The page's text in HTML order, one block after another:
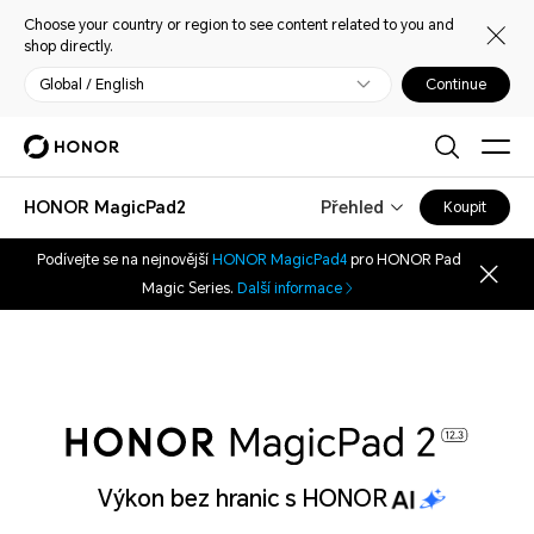
Choose your country or region to see content related to you and
shop directly.
Global / English Continue
HONOR MagicPad2 Přehled Koupit
Podívejte se na nejnovější HONOR MagicPad4 pro HONOR Pad
Magic Series. Další informace
Výkon bez hranic s HONOR
144Hz OLED